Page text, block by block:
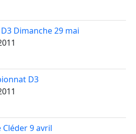
Dimanche 29 mai
D3
Cléder 9 avril